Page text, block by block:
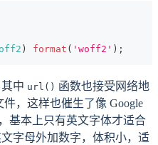
) format ( 'woff2' ) ;
中 url() 函数也接受网络地
，这样也催生了像 Google
基本上只有英文字体才适合
文字母外加数字，体积小，适